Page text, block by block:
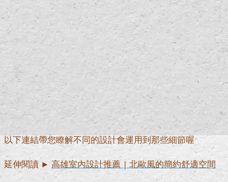
以下連結帶您瞭解不同的設計會運用到那些細節喔
延伸閱讀 ► 高雄室內設計推薦 | 北歐風的簡約舒適空間